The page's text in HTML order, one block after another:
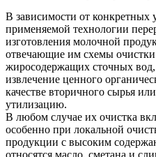
В зависимости от конкретных
применяемой технологии
изготовления молочной
отвечающие им схемы
жиросодержащих сточных
извлечение ценного
качестве вторичного сырья
утилизацию.
В любом случае их очистка
особенно при локальной
продукции с высоким